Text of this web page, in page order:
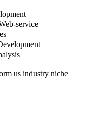
service
us industry niche